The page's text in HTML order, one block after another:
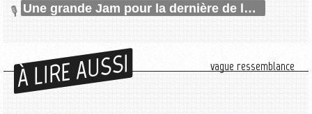
Une grande Jam pour la dernière de la saison !
À LIRE AUSSI vague ressemblance